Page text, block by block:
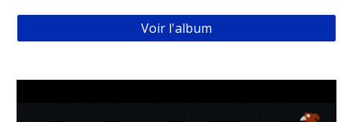
Voir l'album